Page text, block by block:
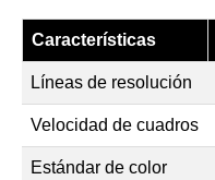
Características
Líneas de resolución
Velocidad de cuadros
Estándar de color